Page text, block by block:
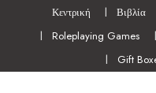
Κεντρική Βιβλία
Roleplaying Games
Gift